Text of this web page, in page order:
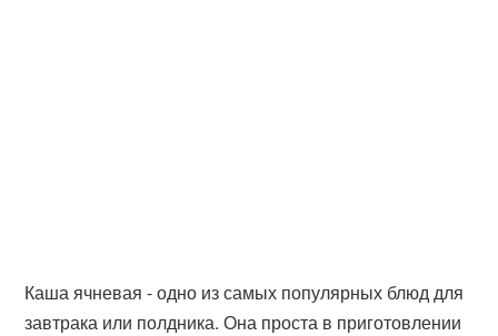
Каша ячневая - одно из самых популярных блюд для
завтрака или полдника. Она проста в приготовлении